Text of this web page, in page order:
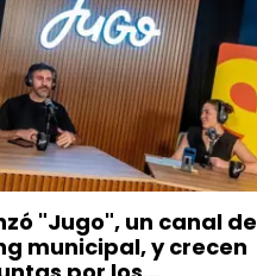
"Jugo", un canal de
municipal, y crecen